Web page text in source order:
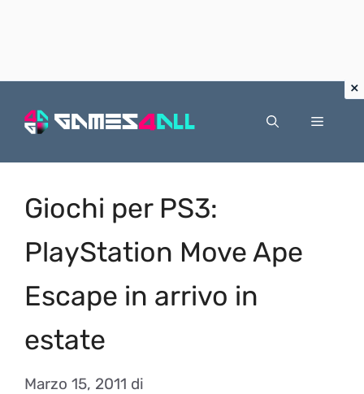
Menu
Giochi per PS3:
PlayStation Move Ape
Escape in arrivo in
estate
Marzo 15, 2011 di